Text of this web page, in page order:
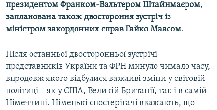
Усі сайти RFE/RL
президентом Франком-Вальтером Штайнмаєром,
запланована також двостороння зустріч із
міністром закордонних справ Гайко Маасом.
Після останньої двосторонньої зустрічі
представників України та ФРН минуло чимало часу,
впродовж якого відбулися важливі зміни у світовій
політиці – як у США, Великій Британії, так і в самій
Німеччині. Німецькі спостерігачі вважають, що